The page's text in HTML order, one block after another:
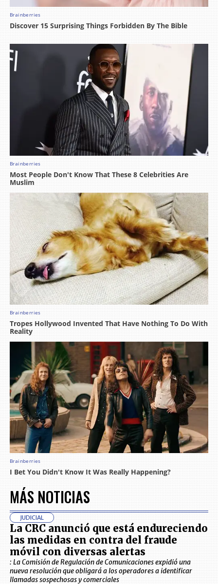
MÁS NOTICIAS
JUDICIAL
La CRC anunció que está endureciendo
las medidas en contra del fraude
móvil con diversas alertas
: La Comisión de Regulación de Comunicaciones expidió una
nueva resolución que obligará a los operadores a identificar
llamadas sospechosas y comerciales